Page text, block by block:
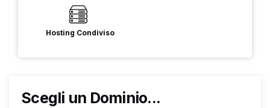
Hosting Condiviso
Scegli un Dominio...